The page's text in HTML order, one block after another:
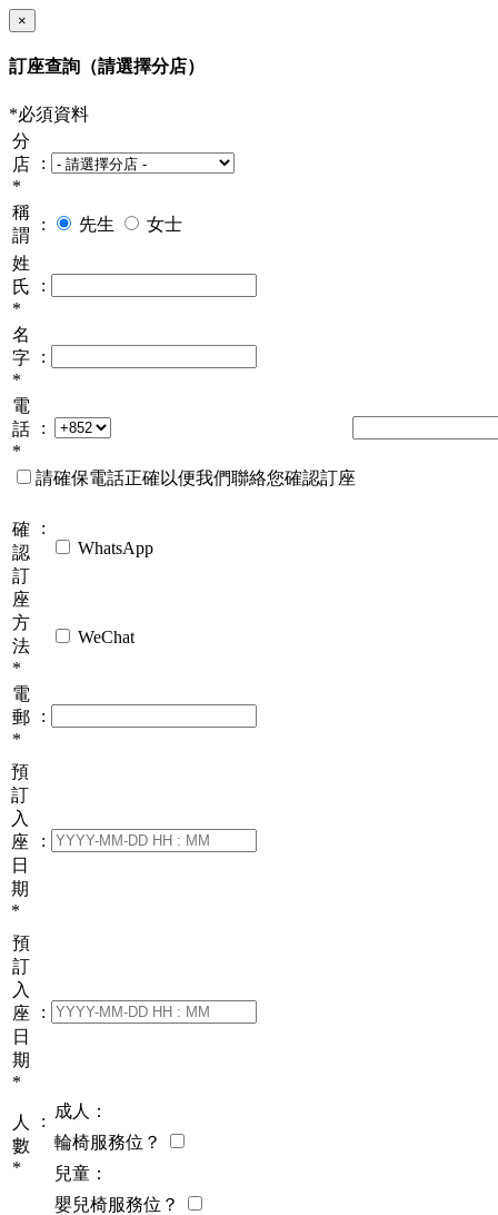
×
訂座查詢 （請選擇分店）
*必須資料
分
店
*
:
稱
謂
: 先生 女士
姓
氏
*
:
名
字
*
:
電
話
*
:
請確保電話正確以便我們聯絡您確認訂座
確
認
訂
座
方
法
*
:
WhatsApp
WeChat
電
郵
*
:
預
訂
入
座
日
期
*
:
預
訂
入
座
日
期
*
:
人
數
*
:
成人：
輪椅服務位？
兒童：
嬰兒椅服務位？